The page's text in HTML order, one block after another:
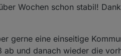
Wochen schon stabil!
gerne eine einseitige
und danach wieder die